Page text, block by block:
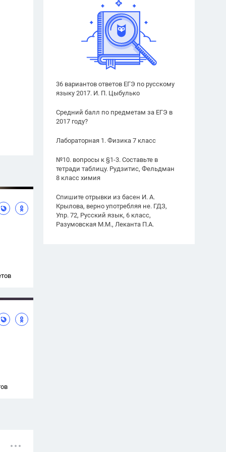
36 вариантов ответов ЕГЭ по русскому
языку 2017. И. П. Цыбулько
Средний балл по предметам за ЕГЭ в
2017 году?
Лабораторная 1. Физика 7 класс
№10. вопросы к §1-3. Составьте в
тетради таблицу. Рудзитис, Фельдман
8 класс химия
Спишите отрывки из басен И. А.
Крылова, верно употребляя не. ГДЗ,
Упр. 72, Русский язык, 6 класс,
Разумовская М.М., Леканта П.А.